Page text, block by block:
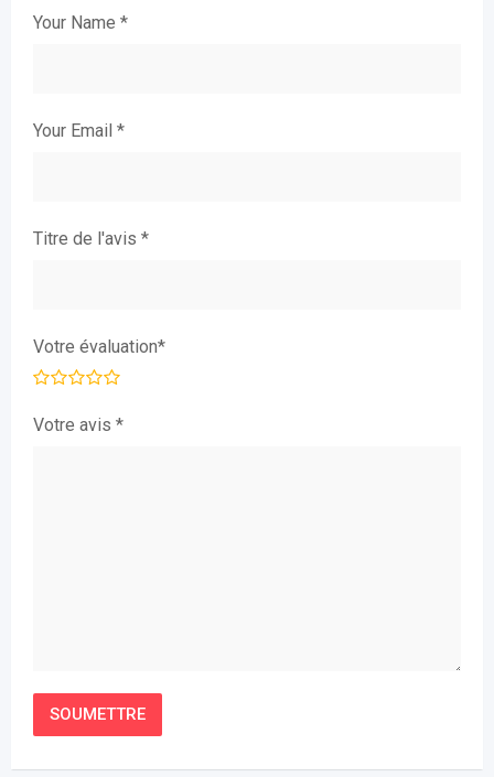
Your Name *
Your Email *
Titre de l'avis *
Votre évaluation*
Votre avis *